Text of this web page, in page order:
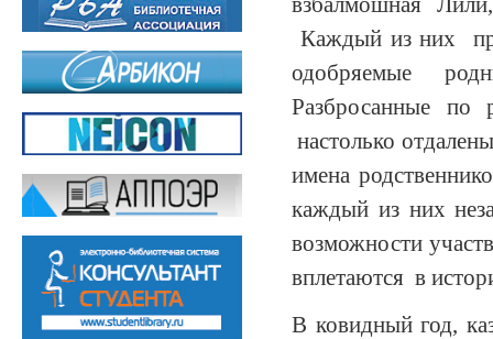
Каждый из них
одобряемые
Разбросанные по
настолько
имена
каждый из них
возможности
вплетаются в
В ковидный год,